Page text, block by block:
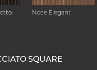
Noce Elegant
SQUARE